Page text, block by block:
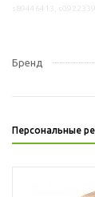
Бренд
Персональные